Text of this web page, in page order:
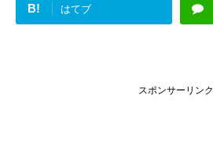
B! はてブ
スポンサーリンク